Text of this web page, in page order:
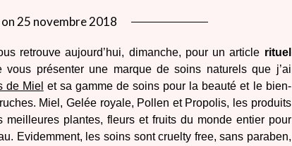
25 novembre 2018
heavenly
retrouve aujourd’hui, dimanche, pour un article rituel
vous présenter une marque de soins naturels que j’ai
de Miel et sa gamme de soins pour la beauté et le bien-
Miel, Gelée royale, Pollen et Propolis, les produits
plantes, fleurs et fruits du monde entier pour
Evidemment, les soins sont cruelty free, sans paraben,